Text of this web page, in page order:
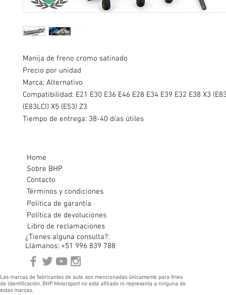
Manija de freno cromo satinado
Precio por unidad
Marca: Alternativo
Compatibilidad: E21 E30 E36 E46 E28 E34 E39 E32 E38 X3
(E83LCI) X5 (E53) Z3
Tiempo de entrega: 38-40 días útiles
Home
Sobre BHP
Contacto
Términos y condiciones
Política de garantía
Política de devoluciones
Libro de reclamaciones
¿Tienes alguna consulta?:
Llámanos: +51 996 839 788
Las marcas de fabricantes de auto son mencionadas únicamente para fines
de identificación. BHP Motorsport no está afiliado ni representa a ninguna de
estas marcas.